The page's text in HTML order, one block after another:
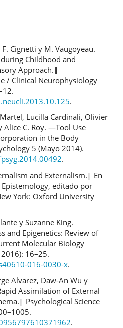
Cignetti y M. Vaugoyeau.
Childhood and
Approach.‖
/ Clinical Neurophysiology
.
Lucilla Cardinali, Olivier
Alice C. Roy. ―Tool Use
in the Body
5 (Mayo 2014).
.
and Externalism.‖ En
editado por
York: Oxford University
y Suzanne King.
and Epigenetics: Review of
Molecular Biology
16–25.
016-0030-x.
Alvarez, Daw-An Wu y
Assimilation of External
Psychological Science
.